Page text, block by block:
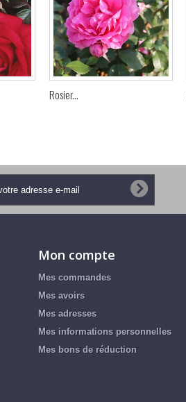
Rosier...
Mon compte
Mes commandes
Mes avoirs
Mes adresses
Mes informations personnelles
Mes bons de réduction